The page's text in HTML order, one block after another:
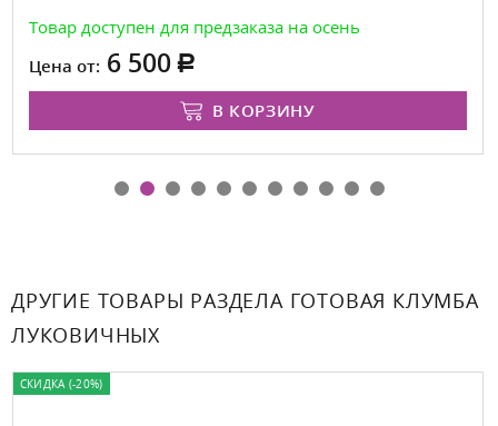
Товар доступен для предзаказа на осень
Цена от: 6 500
В КОРЗИНУ
ДРУГИЕ ТОВАРЫ РАЗДЕЛА ГОТОВАЯ КЛУМБА
ЛУКОВИЧНЫХ
СКИДКА (-20%)